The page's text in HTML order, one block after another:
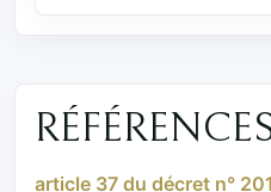
article 37 du décret n°